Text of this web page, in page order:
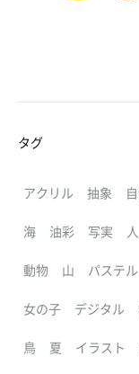
タグ
アクリル 抽象
海 油彩 写実 人
動物 山 パステル
女の子 デジタル
鳥 夏 イラスト